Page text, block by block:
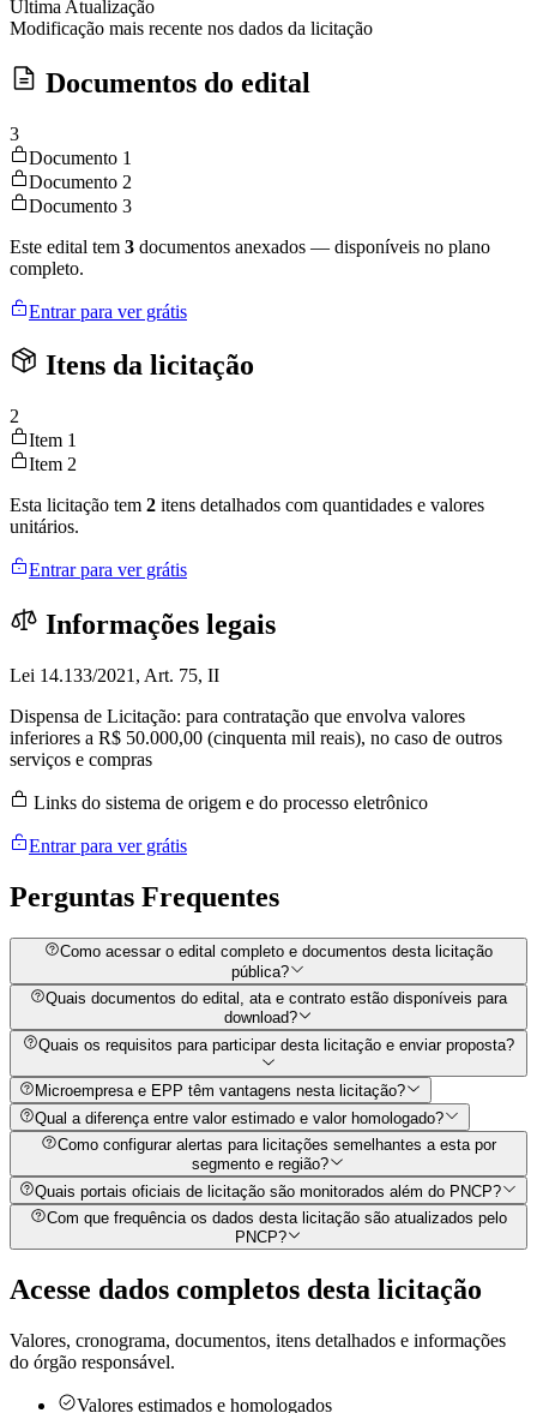
Última Atualização
Modificação mais recente nos dados da licitação
Documentos do edital
3
Documento 1
Documento 2
Documento 3
Este edital tem 3 documentos anexados — disponíveis no plano
completo.
Entrar para ver grátis
Itens da licitação
2
Item 1
Item 2
Esta licitação tem 2 itens detalhados com quantidades e valores
unitários.
Entrar para ver grátis
Informações legais
Lei 14.133/2021, Art. 75, II
Dispensa de Licitação: para contratação que envolva valores
inferiores a R$ 50.000,00 (cinquenta mil reais), no caso de outros
serviços e compras
Links do sistema de origem e do processo eletrônico
Entrar para ver grátis
Perguntas Frequentes
Como acessar o edital completo e documentos desta licitação
pública?
Quais documentos do edital, ata e contrato estão disponíveis para
download?
Quais os requisitos para participar desta licitação e enviar proposta?
Microempresa e EPP têm vantagens nesta licitação?
Qual a diferença entre valor estimado e valor homologado?
Como configurar alertas para licitações semelhantes a esta por
segmento e região?
Quais portais oficiais de licitação são monitorados além do PNCP?
Com que frequência os dados desta licitação são atualizados pelo
PNCP?
Acesse dados completos desta licitação
Valores, cronograma, documentos, itens detalhados e informações
do órgão responsável.
Valores estimados e homologados